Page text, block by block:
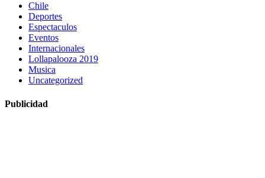
Chile
Deportes
Espectaculos
Eventos
Internacionales
Lollapalooza 2019
Musica
Uncategorized
Publicidad